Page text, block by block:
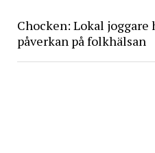
Chocken: Lokal
påverkan på folkhälsan